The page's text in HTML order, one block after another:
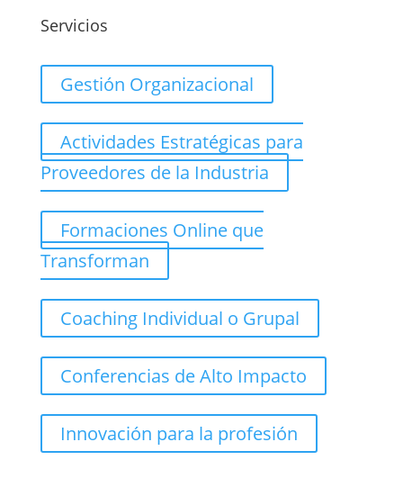
Servicios
Gestión Organizacional
Actividades Estratégicas para
Proveedores de la Industria
Formaciones Online que
Transforman
Coaching Individual o Grupal
Conferencias de Alto Impacto
Innovación para la profesión